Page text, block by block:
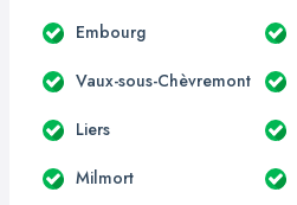
Embourg
Vaux-sous-Chèvremont
Liers
Milmort